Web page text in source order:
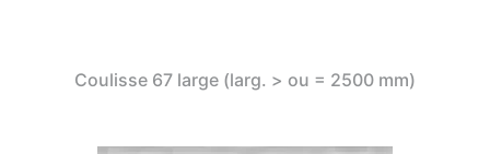
Coulisse 67 large (larg. > ou = 2500 mm)